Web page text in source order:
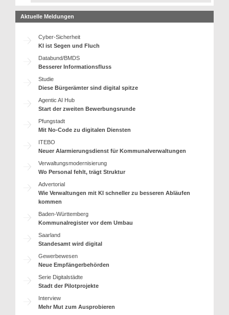
Aktuelle Meldungen
Cyber-Sicherheit
KI ist Segen und Fluch
Databund/BMDS
Besserer Informationsfluss
Studie
Diese Bürgerämter sind digital spitze
Agentic AI Hub
Start der zweiten Bewerbungsrunde
Pfungstadt
Mit No-Code zu digitalen Diensten
ITEBO
Neuer Alarmierungsdienst für Kommunalverwaltungen
Verwaltungsmodernisierung
Wo Personal fehlt, trägt Struktur
Advertorial
Wie Verwaltungen mit KI schneller zu besseren Abläufen
kommen
Baden-Württemberg
Kommunalregister vor dem Umbau
Saarland
Standesamt wird digital
Gewerbewesen
Neue Empfängerbehörden
Serie Digitalstädte
Stadt der Pilotprojekte
Interview
Mehr Mut zum Ausprobieren